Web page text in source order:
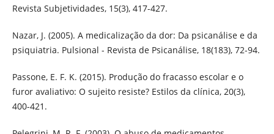
Revista Subjetividades, 15(3), 417-427.
Nazar, J. (2005). A medicalização da dor: Da psicanálise e da
psiquiatria. Pulsional - Revista de Psicanálise, 18(183), 72-94.
Passone, E. F. K. (2015). Produção do fracasso escolar e o
furor avaliativo: O sujeito resiste? Estilos da clínica, 20(3),
400-421.